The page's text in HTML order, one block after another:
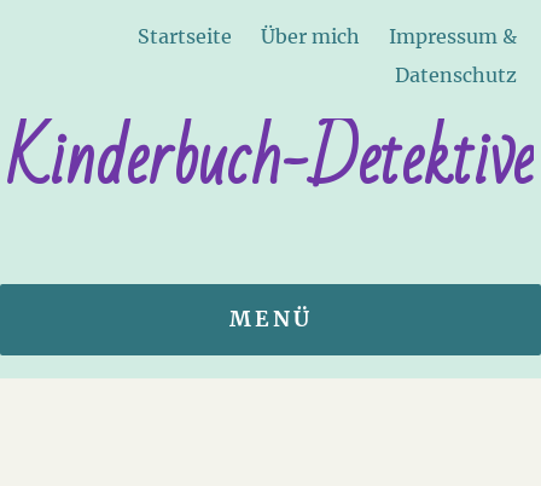
Startseite Über mich
Impressum &
Datenschutz
Kinderbuch-Detektive
MENÜ